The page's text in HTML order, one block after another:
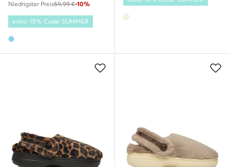
Niedrigster Preis59,99 €-10%
extra -15% Code: SUMMER